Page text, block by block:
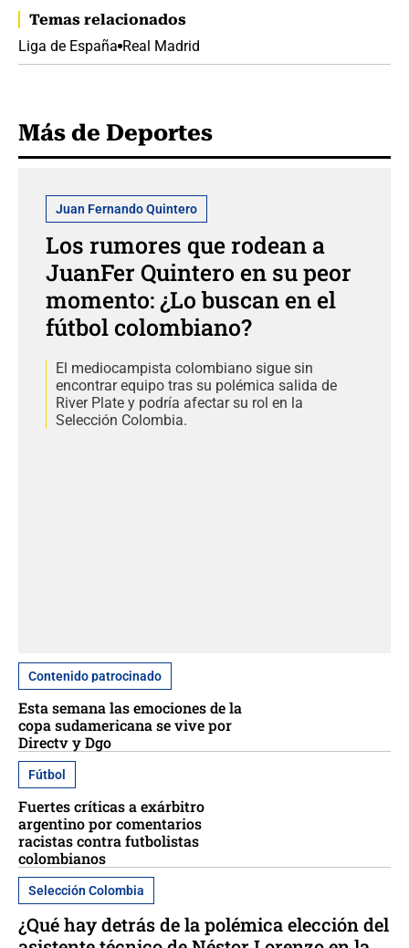
Temas relacionados
Liga de España Real Madrid
Más de Deportes
Juan Fernando Quintero
Los rumores que rodean a
JuanFer Quintero en su peor
momento: ¿Lo buscan en el
fútbol colombiano?
El mediocampista colombiano sigue sin
encontrar equipo tras su polémica salida de
River Plate y podría afectar su rol en la
Selección Colombia.
Contenido patrocinado
Esta semana las emociones de la
copa sudamericana se vive por
Directv y Dgo
Fútbol
Fuertes críticas a exárbitro
argentino por comentarios
racistas contra futbolistas
colombianos
Selección Colombia
¿Qué hay detrás de la polémica elección del